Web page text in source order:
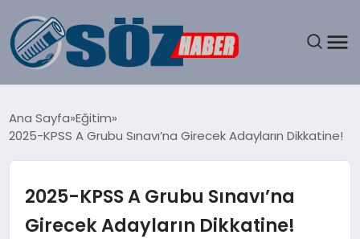
MAGAZIN
EKONOMI
Ana Sayfa Eğitim
2025-KPSS A Grubu Sınavı’na Girecek Adayların Dikkatine!
2025-KPSS A Grubu Sınavı’na
Girecek Adayların Dikkatine!